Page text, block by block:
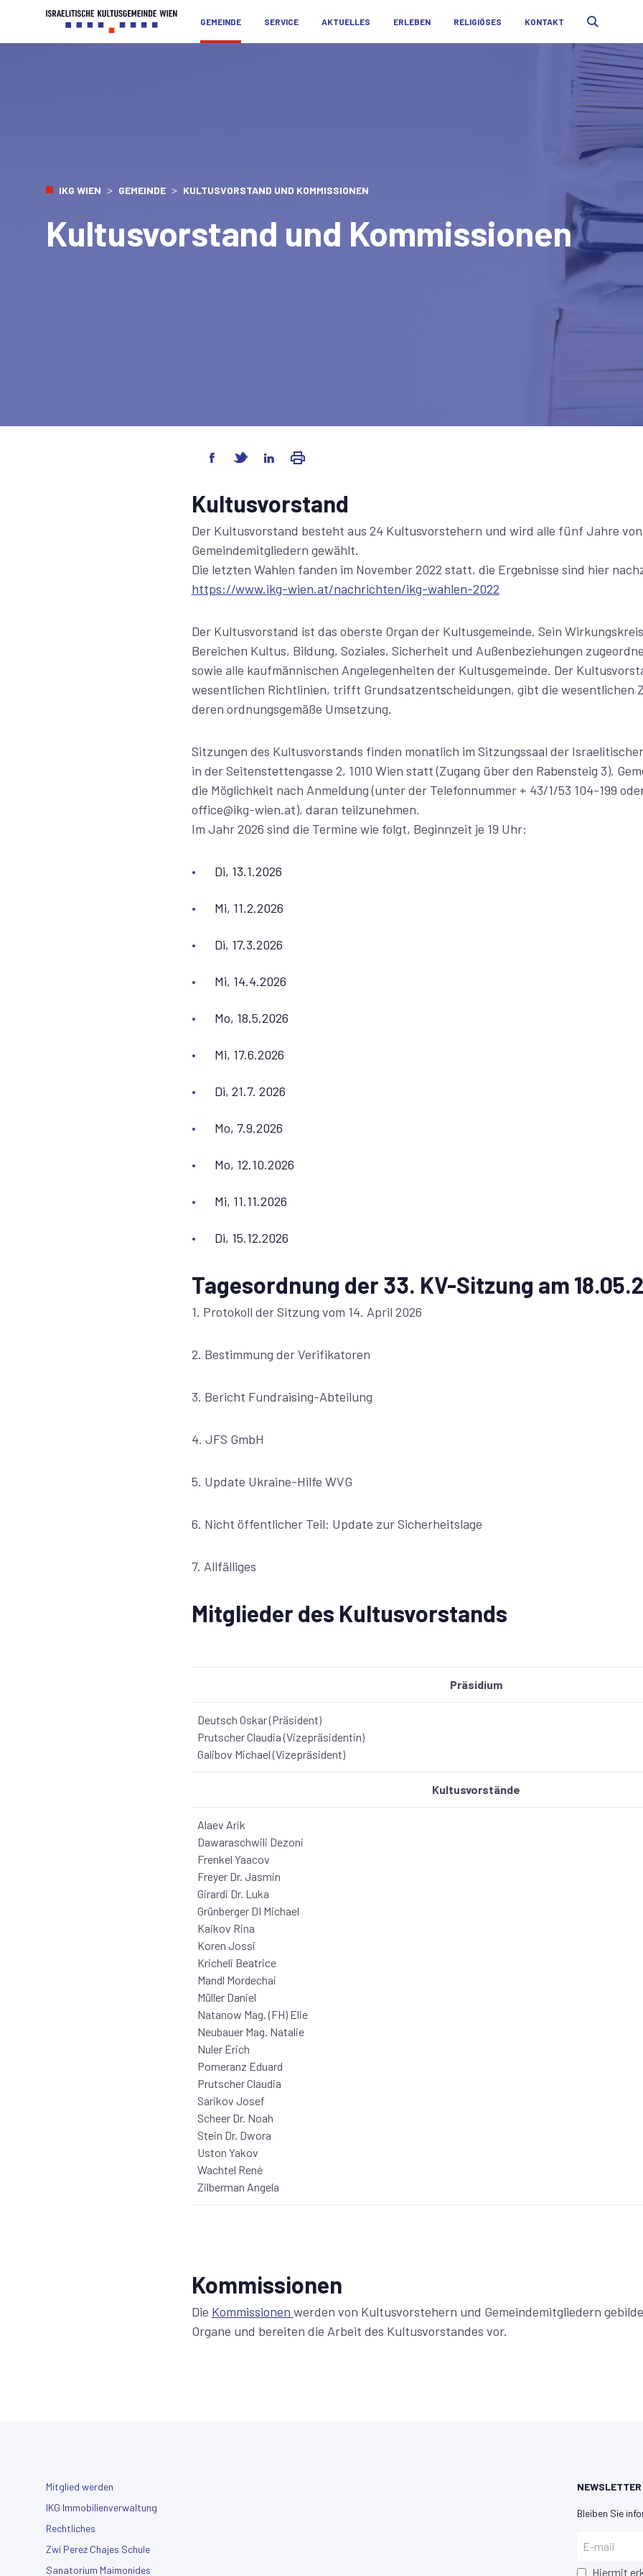
GEMEINDE SERVICE AKTUELLES ERLEBEN RELIGIÖSES KONTAKT
IKG WIEN > GEMEINDE > KULTUSVORSTAND UND KOMMISSIONEN
Kultusvorstand und Kommissionen
Kultusvorstand
Der Kultusvorstand besteht aus 24 Kultusvorstehern und wird alle fünf Jahre
Gemeindemitgliedern gewählt.
Die letzten Wahlen fanden im November 2022 statt, die Ergebnisse sind hier
https://www.ikg-wien.at/nachrichten/ikg-wahlen-2022
Der Kultusvorstand ist das oberste Organ der Kultusgemeinde. Sein
Bereichen Kultus, Bildung, Soziales, Sicherheit und Außenbeziehungen
sowie alle kaufmännischen Angelegenheiten der Kultusgemeinde. Der
wesentlichen Richtlinien, trifft Grundsatzentscheidungen, gibt die wesentlichen
deren ordnungsgemäße Umsetzung.
Sitzungen des Kultusvorstands finden monatlich im Sitzungssaal der
in der Seitenstettengasse 2, 1010 Wien statt (Zugang über den Rabensteig 3).
die Möglichkeit nach Anmeldung (unter der Telefonnummer + 43/1/53 104-199
office@ikg-wien.at), daran teilzunehmen.
Im Jahr 2026 sind die Termine wie folgt, Beginnzeit je 19 Uhr:
Di, 13.1.2026
Mi, 11.2.2026
Di, 17.3.2026
Mi, 14.4.2026
Mo, 18.5.2026
Mi, 17.6.2026
Di, 21.7. 2026
Mo, 7.9.2026
Mo, 12.10.2026
Mi, 11.11.2026
Di, 15.12.2026
Tagesordnung der 33. KV-Sitzung am
1. Protokoll der Sitzung vom 14. April 2026
2. Bestimmung der Verifikatoren
3. Bericht Fundraising-Abteilung
4. JFS GmbH
5. Update Ukraine-Hilfe WVG
6. Nicht öffentlicher Teil: Update zur Sicherheitslage
7. Allfälliges
Mitglieder des Kultusvorstands
Präsidium
Deutsch Oskar (Präsident)
Prutscher Claudia (Vizepräsidentin)
Galibov Michael (Vizepräsident)
Kultusvorstände
Alaev Arik
Dawaraschwili Dezoni
Frenkel Yaacov
Freyer Dr. Jasmin
Girardi Dr. Luka
Grünberger DI Michael
Kaikov Rina
Koren Jossi
Kricheli Beatrice
Mandl Mordechai
Müller Daniel
Natanow Mag. (FH) Elie
Neubauer Mag. Natalie
Nuler Erich
Pomeranz Eduard
Prutscher Claudia
Sarikov Josef
Scheer Dr. Noah
Stein Dr. Dwora
Uston Yakov
Wachtel René
Zilberman Angela
Kommissionen
Die Kommissionen werden von Kultusvorstehern und Gemeindemitgliedern
Organe und bereiten die Arbeit des Kultusvorstandes vor.
Mitglied werden
IKG Immobilienverwaltung
Rechtliches
Zwi Perez Chajes Schule
Sanatorium Maimonides
NEWSLETTER
Bleiben Sie
Hiermit